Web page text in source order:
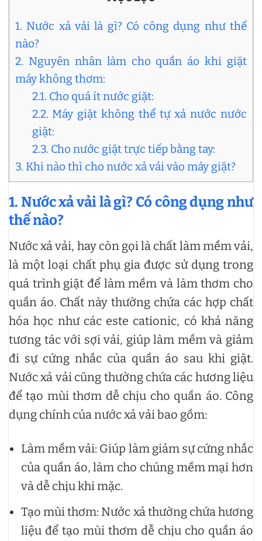
1. Nước xả vải là gì? Có công dụng như thế
nào?
2. Nguyên nhân làm cho quần áo khi giặt
máy không thơm:
2.1. Cho quá ít nước giặt:
2.2. Máy giặt không thể tự xả nước nước
giặt:
2.3. Cho nước giặt trực tiếp bằng tay:
3. Khi nào thì cho nước xả vải vào máy giặt?
1. Nước xả vải là gì? Có công dụng như
thế nào?
Nước xả vải, hay còn gọi là chất làm mềm vải,
là một loại chất phụ gia được sử dụng trong
quá trình giặt để làm mềm và làm thơm cho
quần áo. Chất này thường chứa các hợp chất
hóa học như các este cationic, có khả năng
tương tác với sợi vải, giúp làm mềm và giảm
đi sự cứng nhắc của quần áo sau khi giặt.
Nước xả vải cũng thường chứa các hương liệu
để tạo mùi thơm dễ chịu cho quần áo. Công
dụng chính của nước xả vải bao gồm:
Làm mềm vải: Giúp làm giảm sự cứng nhắc
của quần áo, làm cho chúng mềm mại hơn
và dễ chịu khi mặc.
Tạo mùi thơm: Nước xả thường chứa hương
liệu để tạo mùi thơm dễ chịu cho quần áo